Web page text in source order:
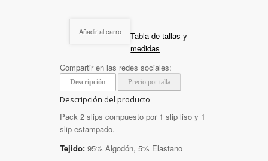
Añadir al carro
Tabla de tallas y
medidas
Compartir en las redes sociales:
Descripción Precio por talla
Descripción del producto
Pack 2 slips compuesto por 1 slip liso y 1
slip estampado.
Tejido: 95% Algodón, 5% Elastano